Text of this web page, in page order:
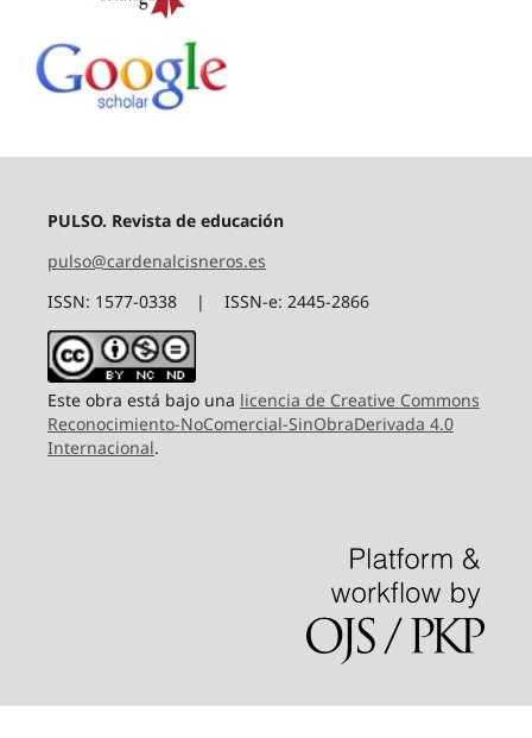
PULSO. Revista de educación
pulso@cardenalcisneros.es
ISSN: 1577-0338 | ISSN-e: 2445-2866
Este obra está bajo una licencia de Creative Commons
Reconocimiento-NoComercial-SinObraDerivada 4.0
Internacional.